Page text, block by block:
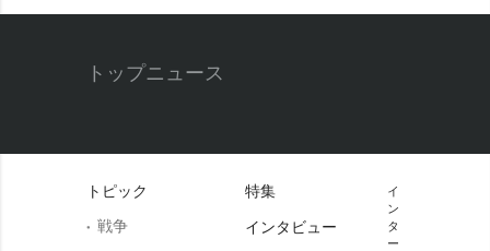
トップニュース
トピック
戦争
特集
インタビュー
イ
ン
タ
ー